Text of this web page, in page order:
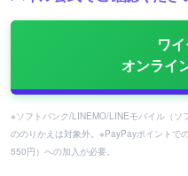
ワ
オンライ
※ソフトバンク/LINEMO/LINEモバイル（ソ
ののりかえは対象外。※PayPayポイントで
550円）への加入が必要。